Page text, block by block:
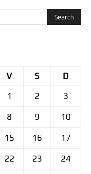
V S
D
1
2 3
8 9 10
15 16 17
22 23 24